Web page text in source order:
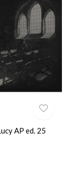
AP ed. 25